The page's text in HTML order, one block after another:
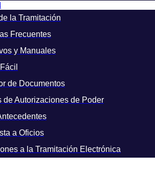
la Tramitación
Frecuentes
y Manuales
de Documentos
de Autorizaciones de Poder
a Oficios
a la Tramitación Electrónica